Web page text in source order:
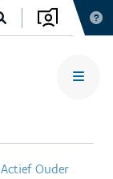
Actief Ouder